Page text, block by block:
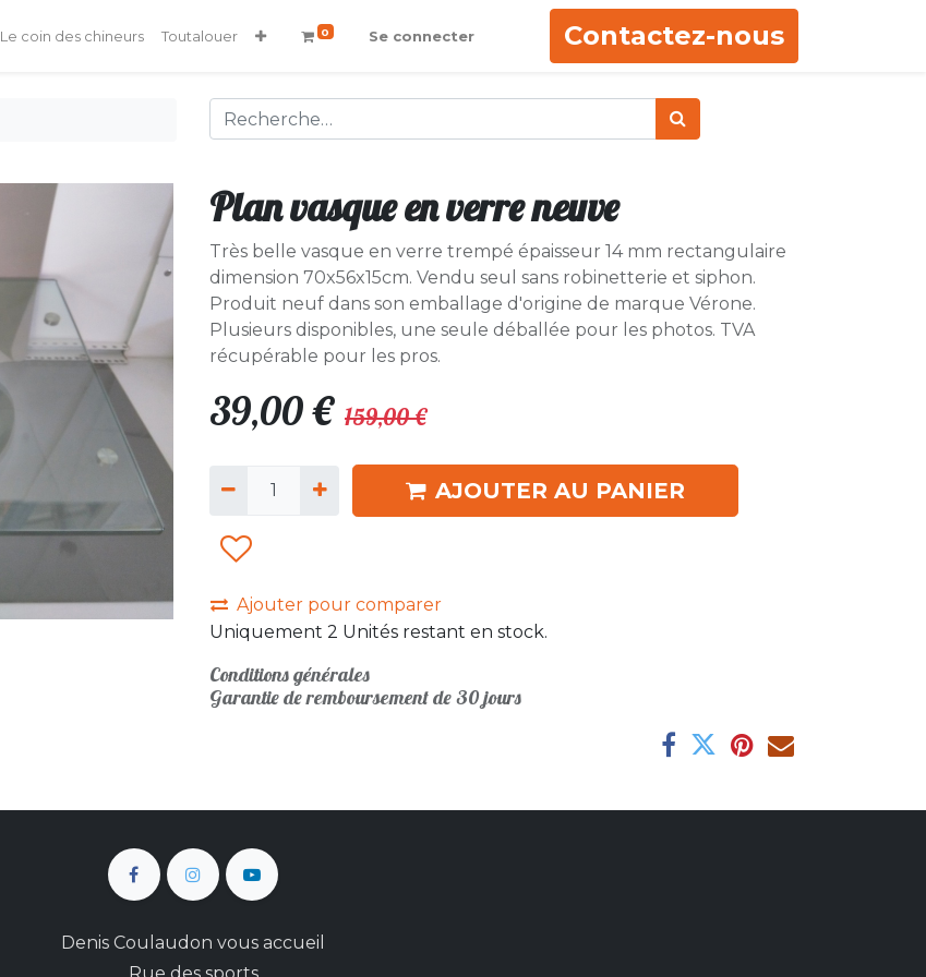
Le coin des chineurs Toutalouer 0 Se connecter Contactez-nous
Plan vasque en verre neuve
Très belle vasque en verre trempé épaisseur 14 mm rectangulaire
dimension 70x56x15cm. Vendu seul sans robinetterie et siphon.
Produit neuf dans son emballage d'origine de marque Vérone.
Plusieurs disponibles, une seule déballée pour les photos. TVA
récupérable pour les pros.
39,00€ 159,00€
AJOUTER AU PANIER
Ajouter pour comparer
Uniquement 2 Unités restant en stock.
Conditions générales
Garantie de remboursement de 30 jours
Denis Coulaudon vous accueil